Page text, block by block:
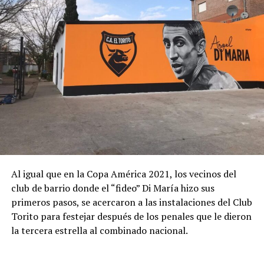
Según relató Carlotto, Juan José inició la búsqueda de su
identidad en 2004. “El nieto desconocía que no era hijo
de quienes lo criaron, hasta que sus hermanos de crianza
-luego de fallecidos los padres- se lo dijeron y le
Al igual que en la Copa América 2021, los vecinos del
club de barrio donde el “fideo” Di María hizo sus
primeros pasos, se acercaron a las instalaciones del Club
Torito para festejar después de los penales que le dieron
la tercera estrella al combinado nacional.